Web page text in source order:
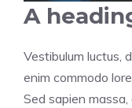
A
Vestibulum luctus,
enim commodo
Sed sapien